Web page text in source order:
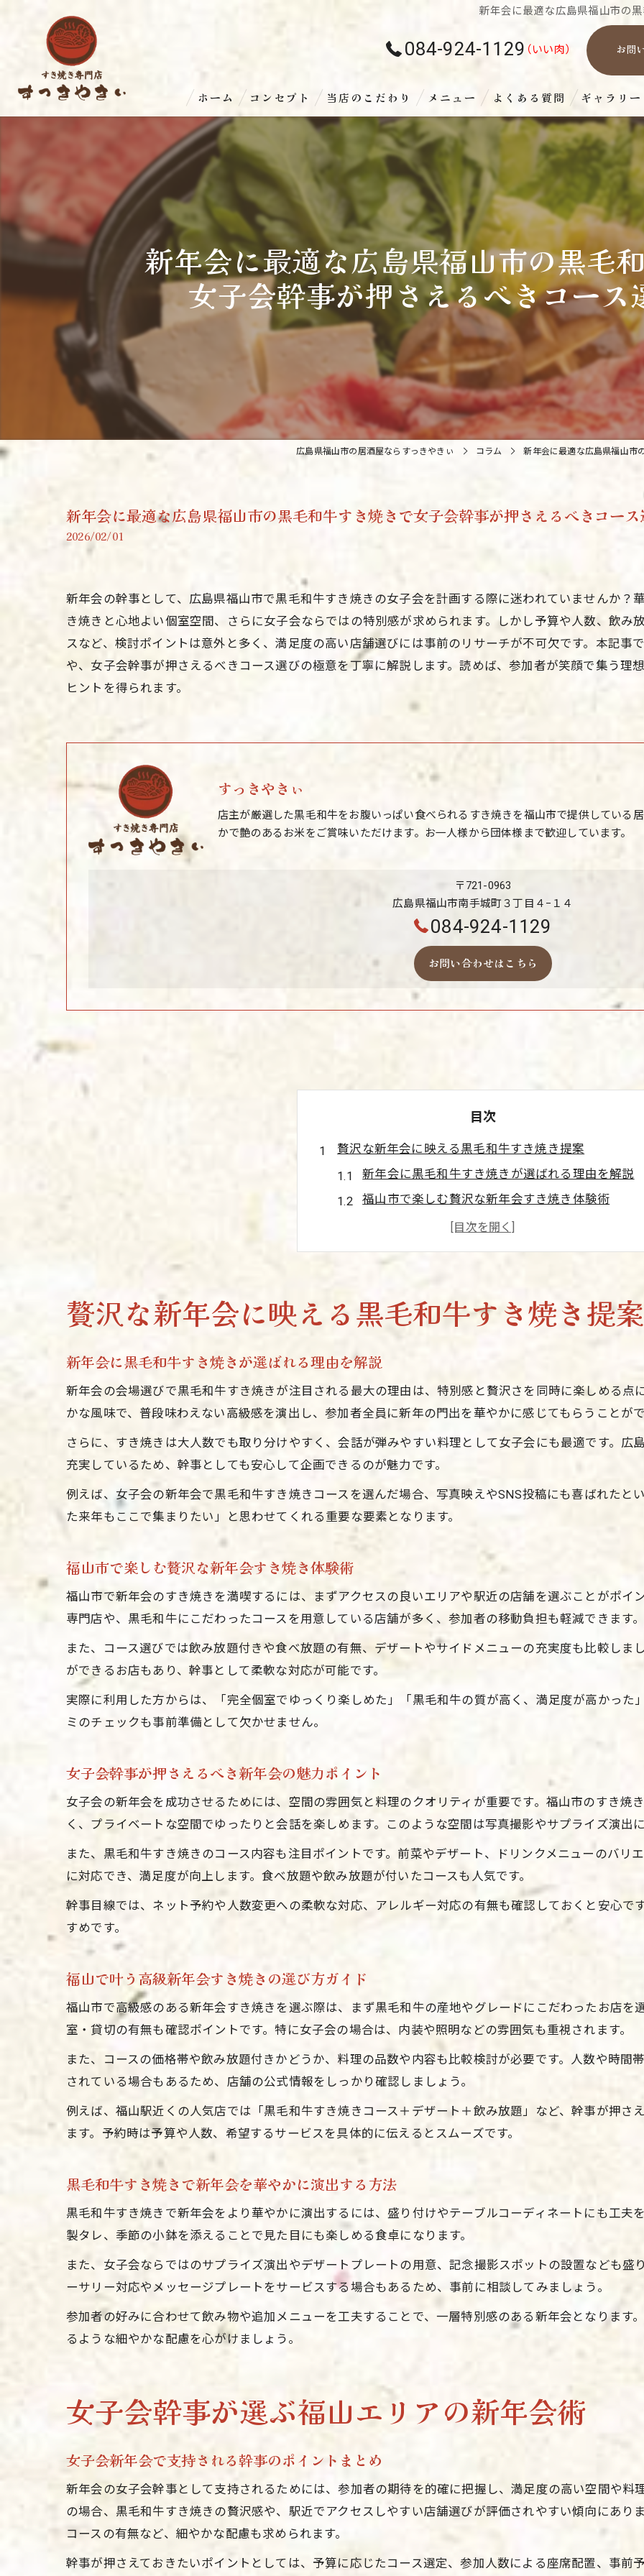
新年会に最適な広島県福山市の
084-924-1129 お問
ホーム コンセプト 当店のこだわり メニュー よくある質問 ギャラリー
新年会に最適な広島県福山市の黒毛
女子会幹事が押さえるべきコース
広島県福山市の居酒屋ならすっきやきぃ コラム 新年会に最適な広島県福山市
新年会に最適な広島県福山市の黒毛和牛すき焼きで女子会幹事が押さえるべきコー
2026/02/01
新年会の幹事として、広島県福山市で黒毛和牛すき焼きの女子会を計画する際に迷われていませんか？
き焼きと心地よい個室空間、さらに女子会ならではの特別感が求められます。しかし予算や人数、飲み
スなど、検討ポイントは意外と多く、満足度の高い店舗選びには事前のリサーチが不可欠です。本記事
や、女子会幹事が押さえるべきコース選びの極意を丁寧に解説します。読めば、参加者が笑顔で集う理
ヒントを得られます。
すっきやきぃ
店主が厳選した黒毛和牛をお腹いっぱい食べられるすき焼きを福山市で提供している
かで艶のあるお米をご賞味いただけます。お一人様から団体様まで歓迎しています。
〒721-0963
広島県福山市南手城町３丁目４−１４
084-924-1129
お問い合わせはこちら
目次
贅沢な新年会に映える黒毛和牛すき焼き提案
新年会に黒毛和牛すき焼きが選ばれる理由を解説
福山市で楽しむ贅沢な新年会すき焼き体験術
女子会幹事が押さえるべき新年会の魅力ポイント
福山で叶う高級新年会すき焼きの選び方ガイド
女子会幹事が選ぶ福山エリアの新年会術
女子会新年会で支持される幹事のポイントまとめ
女子会新年会で喜ばれる演出とおもてなし術
黒毛和牛すき焼きで彩る理想の新年会体験
福山市で叶う理想的な新年会すき焼きプラン
女子会の満足度を高める新年会コースの選び方
幹事が押さえたい黒毛和牛すき焼きの楽しみ方
福山で人気の新年会黒毛和牛すき焼きスポット
個室空間でもっと楽しむ女子会新年会の極意
新年会に最適な個室空間の選び方と活用術
女子会で人気の福山市すき焼き個室ポイント
黒毛和牛すき焼きが映える個室女子会テクニック
幹事が知っておきたい個室新年会の演出方法
黒毛和牛すき焼きが新年会に華を添える理由
女子会新年会で話題のすき焼きの美味しさの秘密
幹事必見の黒毛和牛すき焼き選びのポイント
福山市新年会注目の黒毛和牛すき焼き体験談
新年会におすすめ黒毛和牛すき焼きの楽しみ方
幹事目線で探る福山新年会の成功ポイント
黒毛和牛すき焼きコース選定のチェックリスト
福山市で人気の新年会幹事サポートポイント
幹事経験者がすすめる新年会の満足度アップ策
贅沢な新年会に映える黒毛和牛すき焼き提案
新年会に黒毛和牛すき焼きが選ばれる理由を解説
新年会の会場選びで黒毛和牛すき焼きが注目される最大の理由は、特別感と贅沢さを同時に楽しめる点
かな風味で、普段味わえない高級感を演出し、参加者全員に新年の門出を華やかに感じてもらうことが
さらに、すき焼きは大人数でも取り分けやすく、会話が弾みやすい料理として女子会にも最適です。広
充実しているため、幹事としても安心して企画できるのが魅力です。
例えば、女子会の新年会で黒毛和牛すき焼きコースを選んだ場合、写真映えやSNS投稿にも喜ばれたと
た来年もここで集まりたい」と思わせてくれる重要な要素となります。
福山市で楽しむ贅沢な新年会すき焼き体験術
福山市で新年会のすき焼きを満喫するには、まずアクセスの良いエリアや駅近の店舗を選ぶことがポイ
専門店や、黒毛和牛にこだわったコースを用意している店舗が多く、参加者の移動負担も軽減できます
また、コース選びでは飲み放題付きや食べ放題の有無、デザートやサイドメニューの充実度も比較しま
ができるお店もあり、幹事として柔軟な対応が可能です。
実際に利用した方からは、「完全個室でゆっくり楽しめた」「黒毛和牛の質が高く、満足度が高かった
ミのチェックも事前準備として欠かせません。
女子会幹事が押さえるべき新年会の魅力ポイント
女子会の新年会を成功させるためには、空間の雰囲気と料理のクオリティが重要です。福山市のすき焼
く、プライベートな空間でゆったりと会話を楽しめます。このような空間は写真撮影やサプライズ演出
また、黒毛和牛すき焼きのコース内容も注目ポイントです。前菜やデザート、ドリンクメニューのバリ
に対応でき、満足度が向上します。食べ放題や飲み放題が付いたコースも人気です。
幹事目線では、ネット予約や人数変更への柔軟な対応、アレルギー対応の有無も確認しておくと安心で
すめです。
福山で叶う高級新年会すき焼きの選び方ガイド
福山市で高級感のある新年会すき焼きを選ぶ際は、まず黒毛和牛の産地やグレードにこだわったお店を
室・貸切の有無も確認ポイントです。特に女子会の場合は、内装や照明などの雰囲気も重視されます。
また、コースの価格帯や飲み放題付きかどうか、料理の品数や内容も比較検討が必要です。人数や時間
されている場合もあるため、店舗の公式情報をしっかり確認しましょう。
例えば、福山駅近くの人気店では「黒毛和牛すき焼きコース＋デザート＋飲み放題」など、幹事が押さ
ます。予約時は予算や人数、希望するサービスを具体的に伝えるとスムーズです。
黒毛和牛すき焼きで新年会を華やかに演出する方法
黒毛和牛すき焼きで新年会をより華やかに演出するには、盛り付けやテーブルコーディネートにも工夫
製タレ、季節の小鉢を添えることで見た目にも楽しめる食卓になります。
また、女子会ならではのサプライズ演出やデザートプレートの用意、記念撮影スポットの設置なども盛
ーサリー対応やメッセージプレートをサービスする場合もあるため、事前に相談してみましょう。
参加者の好みに合わせて飲み物や追加メニューを工夫することで、一層特別感のある新年会となります
るような細やかな配慮を心がけましょう。
女子会幹事が選ぶ福山エリアの新年会術
女子会新年会で支持される幹事のポイントまとめ
新年会の女子会幹事として支持されるためには、参加者の期待を的確に把握し、満足度の高い空間や料
の場合、黒毛和牛すき焼きの贅沢感や、駅近でアクセスしやすい店舗選びが評価されやすい傾向にあり
コースの有無など、細やかな配慮も求められます。
幹事が押さえておきたいポイントとしては、予算に応じたコース選定、参加人数による座席配置、事前
お問い合わせはこちら
お問い合わせはこちら